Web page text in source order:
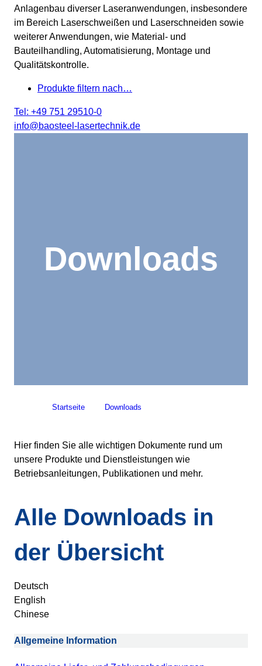
Anlagenbau diverser Laseranwendungen, insbesondere
im Bereich Laserschweißen und Laserschneiden sowie
weiterer Anwendungen, wie Material- und
Bauteilhandling, Automatisierung, Montage und
Qualitätskontrolle.
Produkte filtern nach…
Tel: +49 751 29510-0
info@baosteel-lasertechnik.de
Downloads
Startseite Downloads
Hier finden Sie alle wichtigen Dokumente rund um
unsere Produkte und Dienstleistungen wie
Betriebsanleitungen, Publikationen und mehr.
Alle Downloads in
der Übersicht
Deutsch
English
Chinese
Allgemeine Information